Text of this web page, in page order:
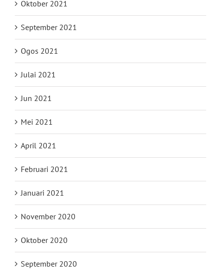
Oktober 2021
September 2021
Ogos 2021
Julai 2021
Jun 2021
Mei 2021
April 2021
Februari 2021
Januari 2021
November 2020
Oktober 2020
September 2020